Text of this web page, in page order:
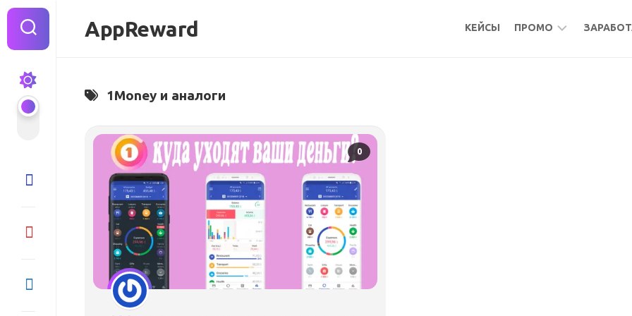
Перейти
содержанию
AppReward КЕЙСЫ ПРОМО
1Money и аналоги
0